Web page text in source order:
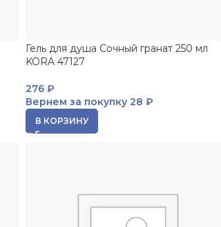
Гель для душа Сочный гранат 250 мл
KORA 47127
276₽
Вернем за покупку 28 ₽
В КОРЗИНУ